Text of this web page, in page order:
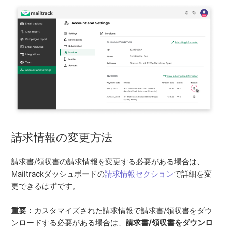
請求情報の変更方法
請求書/領収書の請求情報を変更する必要がある場合は、
Mailtrackダッシュボードの請求情報セクションで詳細を変
更できるはずです。
重要： カスタマイズされた請求情報で請求書/領収書をダウ
ンロードする必要がある場合は、請求書/領収書をダウンロ